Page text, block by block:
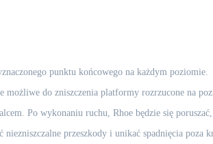
punktu końcowego na każdym poziomie.
możliwe do zniszczenia platformy rozrzucone na
Po wykonaniu ruchu, Rhoe będzie się
przeszkody i unikać spadnięcia poza